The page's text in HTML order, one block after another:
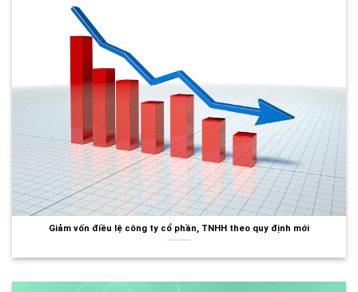
Giảm vốn điều lệ công ty cổ phần, TNHH theo quy định mới